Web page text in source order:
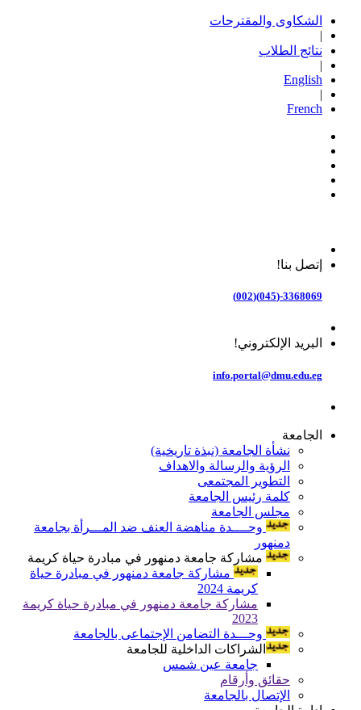
الشكاوى والمقترحات
|
نتائج الطلاب
|
English
|
French
إتصل بنا!
3368069-(045)(002)
البريد الإلكتروني!
info.portal@dmu.edu.eg
الجامعة
نشأة الجامعة (نبذة تاريخية)
الرؤية والرسالة والاهداف
التطوير المجتمعى
كلمة رئيس الجامعة
مجلس الجامعة
وحــــدة مناهضة العنف ضد المـــرأة بجامعة
دمنهور
مشاركة جامعة دمنهور في مبادرة حياة كريمة
مشاركة جامعة دمنهور في مبادرة حياة
كريمة 2024
مشاركة جامعة دمنهور في مبادرة حياة كريمة
2023
وحـــدة التضامن الإجتماعى بالجامعة
الشراكات الداخلية للجامعة
جامعة عين شمس
حقائق وأرقام
الإتصال بالجامعة